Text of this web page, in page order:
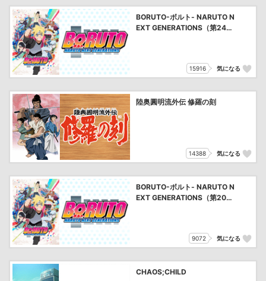
BORUTO-ボルト- NARUTO N
EXT GENERATIONS（第244
15916 気になる
陸奥圓明流外伝 修羅の刻
14388 気になる
BORUTO-ボルト- NARUTO N
EXT GENERATIONS（第202
9072 気になる
CHAOS;CHILD